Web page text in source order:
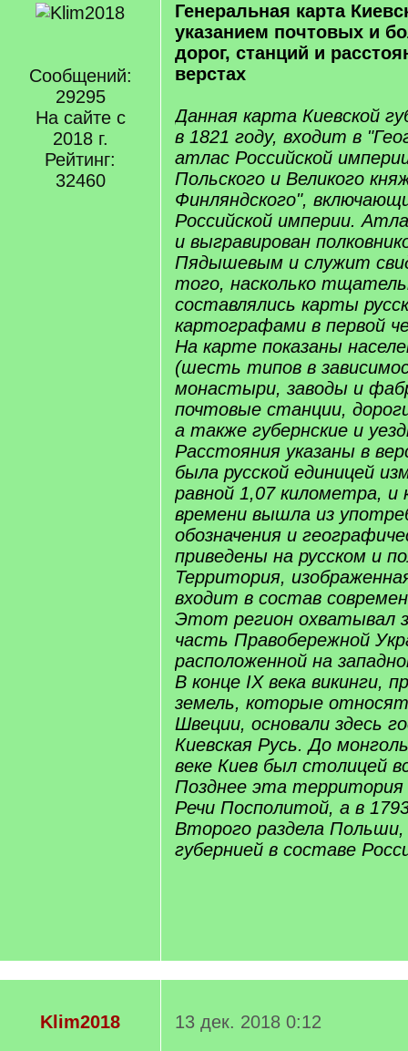
Сообщений:
29295
На сайте с
2018 г.
Рейтинг:
32460
Генеральная карта
указанием почтовых и
дорог, станций и
верстах
Данная карта Киевской
в 1821 году, входит в
атлас Российской
Польского и Великого
Финляндского",
Российской империи.
и выгравирован
Пядышевым и служит
того, насколько
составлялись карты
картографами в первой
На карте показаны
(шесть типов в
монастыри, заводы и
почтовые станции,
а также губернские и
Расстояния указаны в
была русской единицей
равной 1,07 километра,
времени вышла из
обозначения и
приведены на русском и
Территория,
входит в состав
Этот регион охватывал
часть Правобережной
расположенной на
В конце IX века викинги,
земель, которые
Швеции, основали здесь
Киевская Русь. До
веке Киев был столицей
Позднее эта территория
Речи Посполитой, а в
Второго раздела Польши,
губернией в составе
Klim2018
13 дек. 2018 0:12